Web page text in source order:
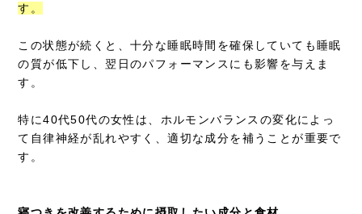
す。
この状態が続くと、十分な睡眠時間を確保していても睡眠
の質が低下し、翌日のパフォーマンスにも影響を与えま
す。
特に40代50代の女性は、ホルモンバランスの変化によっ
て自律神経が乱れやすく、適切な成分を補うことが重要で
す。